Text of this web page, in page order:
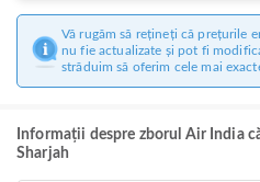
Vă rugăm să rețineți că prețurile
nu fie actualizate și pot fi
străduim să oferim cele mai
Informații despre zborul Air India
Sharjah